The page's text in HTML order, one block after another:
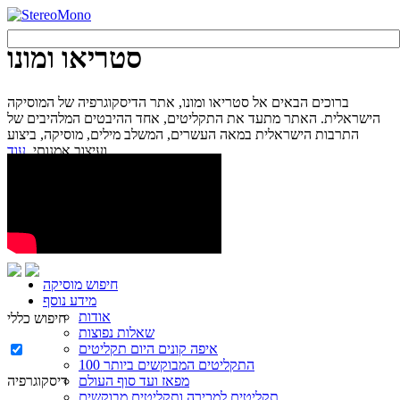
סטריאו ומונו
ברוכים הבאים אל סטריאו ומונו, אתר הדיסקוגרפיה של המוסיקה
הישראלית. האתר מתעד את התקליטים, אחד ההיבטים המלהיבים של
התרבות הישראלית במאה העשרים, המשלב מילים, מוסיקה, ביצוע
ועיצוב אמנותי.עוד...
חיפוש מוסיקה
מידע נוסף
אודות
שאלות נפוצות
איפה קונים היום תקליטים
100 התקליטים המבוקשים ביותר
מפאז ועד סוף העולם
תקליטים למכירה ותקליטים מבוקשים
חיפוש כללי
דיסקוגרפיה